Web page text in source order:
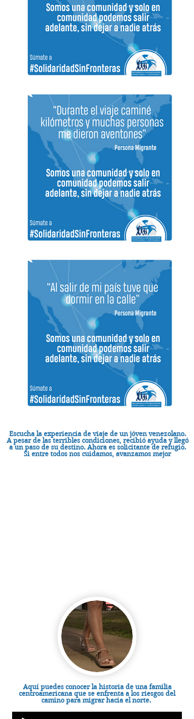
Escucha la experiencia de viaje de un jóven venezolano.
A pesar de las terribles condiciones, recibió ayuda y llegó
a un paso de su destino. Ahora es solicitante de refugio.
Si entre todos nos cuidamos, avanzamos mejor
Aquí puedes conocer la historia de una familia
centroamericana que se enfrenta a los riesgos del
camino para migrar hacia el norte.